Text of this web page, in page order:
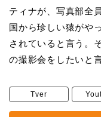
ティナが、写真部全
国から珍しい猿がや
されていると言う。
の撮影会をしたいと
Tver